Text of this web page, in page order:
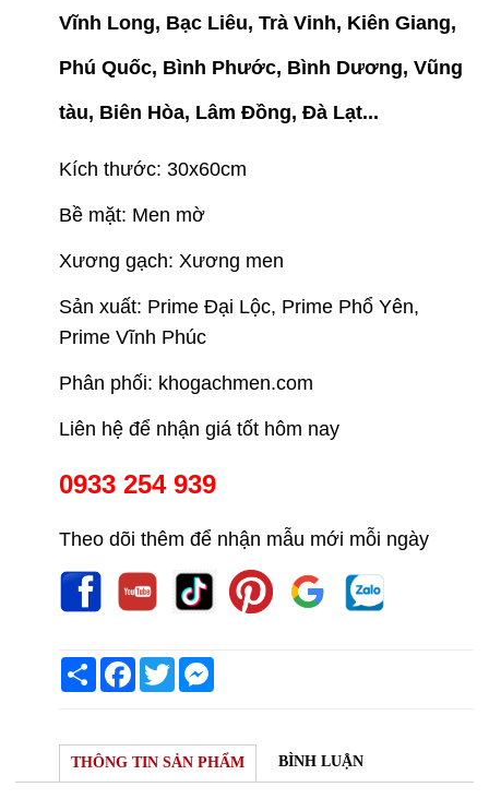
Vĩnh Long, Bạc Liêu, Trà Vinh, Kiên Giang,
Phú Quốc, Bình Phước, Bình Dương, Vũng
tàu, Biên Hòa, Lâm Đồng, Đà Lạt...
Kích thước: 30x60cm
Bề mặt: Men mờ
Xương gạch: Xương men
Sản xuất: Prime Đại Lộc, Prime Phổ Yên,
Prime Vĩnh Phúc
Phân phối: khogachmen.com
Liên hệ để nhận giá tốt hôm nay
0933 254 939
Theo dõi thêm để nhận mẫu mới mỗi ngày
Share Facebook
Twitter
THÔNG TIN SẢN PHẨM BÌNH LUẬN